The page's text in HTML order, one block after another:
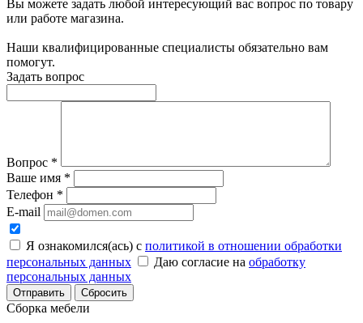
Вы можете задать любой интересующий вас вопрос по товару
или работе магазина.
Наши квалифицированные специалисты обязательно вам
помогут.
Задать вопрос
Вопрос *
Ваше имя *
Телефон *
E-mail
Я ознакомился(ась) с политикой в отношении обработки
персональных данных
Даю согласие на обработку
персональных данных
Сбросить
Сборка мебели